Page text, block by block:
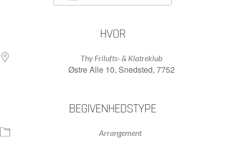
HVOR
Thy Frilufts- & Klatreklub
Østre Alle 10, Snedsted, 7752
BEGIVENHEDSTYPE
Arrangement